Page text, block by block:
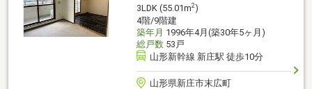
3LDK (55.01m2)
4階/9階建
築年月 1996年4月(築30年5ヶ月)
総戸数53戸
山形新幹線 新庄駅 徒歩10分
山形県新庄市末広町